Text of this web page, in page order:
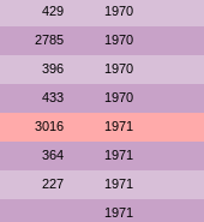
429 1970
2785 1970
396 1970
433 1970
3016 1971
364 1971
227 1971
1971